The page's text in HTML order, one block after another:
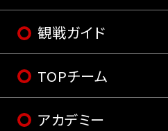
観戦ガイド
TOPチーム
アカデミー